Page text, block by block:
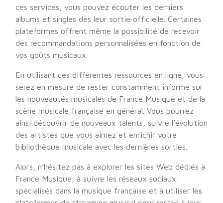
ces services, vous pouvez écouter les derniers
albums et singles dès leur sortie officielle. Certaines
plateformes offrent même la possibilité de recevoir
des recommandations personnalisées en fonction de
vos goûts musicaux.
En utilisant ces différentes ressources en ligne, vous
serez en mesure de rester constamment informé sur
les nouveautés musicales de France Musique et de la
scène musicale française en général. Vous pourrez
ainsi découvrir de nouveaux talents, suivre l’évolution
des artistes que vous aimez et enrichir votre
bibliothèque musicale avec les dernières sorties.
Alors, n’hésitez pas à explorer les sites Web dédiés à
France Musique, à suivre les réseaux sociaux
spécialisés dans la musique française et à utiliser les